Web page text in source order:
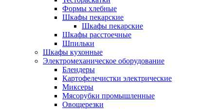
Формы хлебные
Шкафы пекарские
Шкафы пекарские
Шкафы расстоечные
Шпильки
Шкафы кухонные
Электромеханическое оборудование
Блендеры
Картофелечистки электрические
Миксеры
Мясорубки промышленные
Овощерезки